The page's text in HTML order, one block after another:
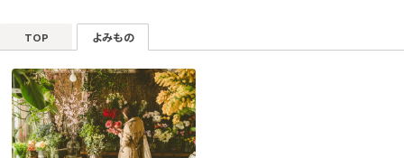
TOP よみもの